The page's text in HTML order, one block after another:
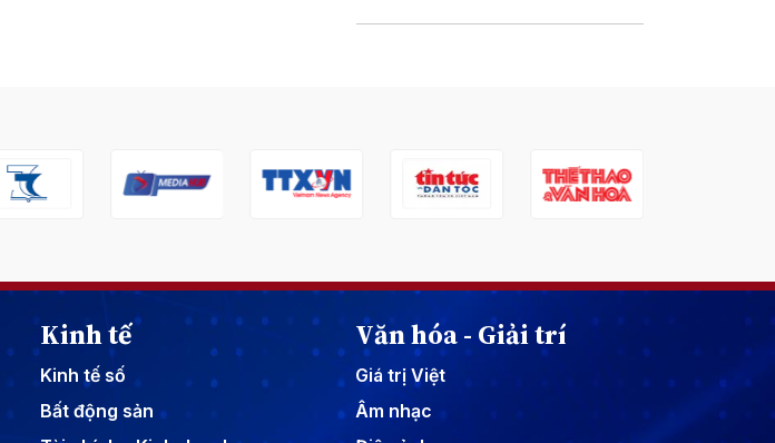
Kinh tế
Kinh tế số
Bất động sản
Văn hóa - Giải trí
Giá trị Việt
Âm nhạc